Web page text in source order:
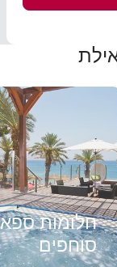
חלומות ספא
סוחפים